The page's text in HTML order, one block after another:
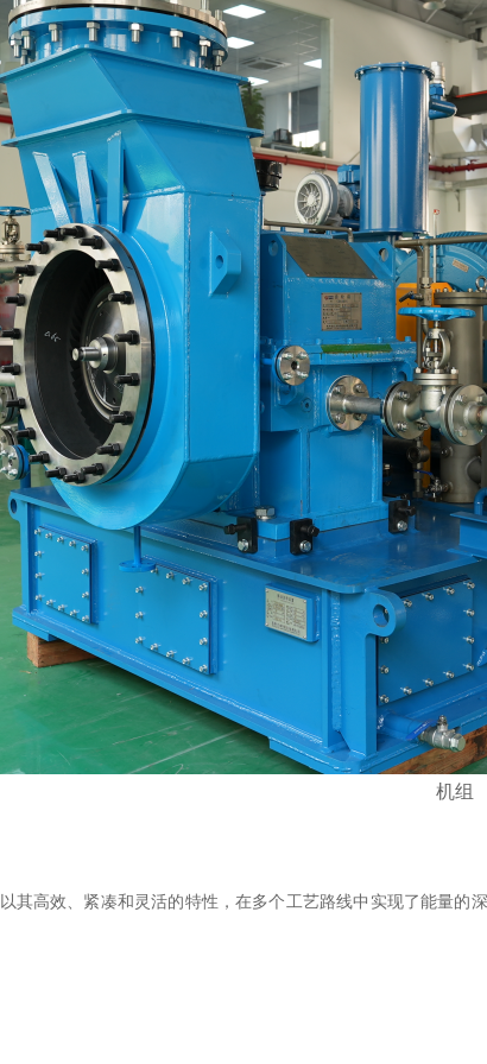
机组
以其高效、紧凑和灵活的特性，在多个工艺路线中实现了能量的